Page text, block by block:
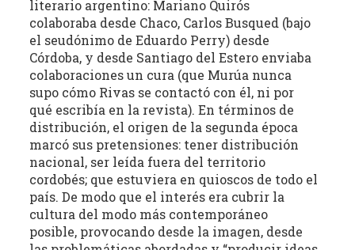
literario argentino: Mariano Quirós
colaboraba desde Chaco, Carlos Busqued (bajo
el seudónimo de Eduardo Perry) desde
Córdoba, y desde Santiago del Estero enviaba
colaboraciones un cura (que Murúa nunca
supo cómo Rivas se contactó con él, ni por
qué escribía en la revista). En términos de
distribución, el origen de la segunda época
marcó sus pretensiones: tener distribución
nacional, ser leída fuera del territorio
cordobés; que estuviera en quioscos de todo el
país. De modo que el interés era cubrir la
cultura del modo más contemporáneo
posible, provocando desde la imagen, desde